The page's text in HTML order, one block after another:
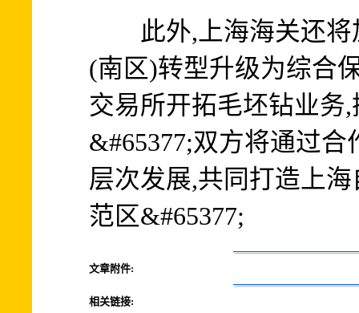
此外,上海海关还将
(南区)转型升级为综合
交易所开拓毛坯钻业务
&#65377;双方将通过
层次发展,共同打造上
范区&#65377;
文章附件:
相关链接: